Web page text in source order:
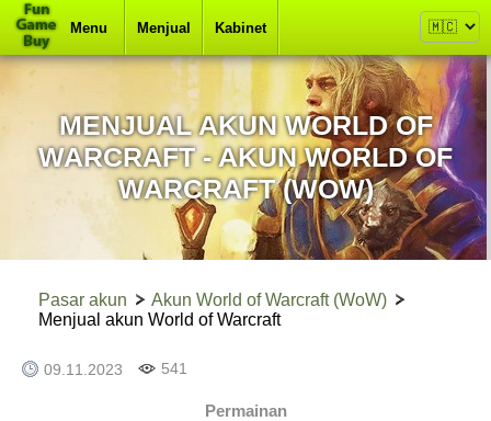
Menu Menjual Kabinet
MENJUAL AKUN WORLD OF
WARCRAFT - AKUN WORLD OF
WARCRAFT (WOW)
Pasar akun
Akun World of Warcraft (WoW)
Menjual akun World of Warcraft
09.11.2023 541
Permainan